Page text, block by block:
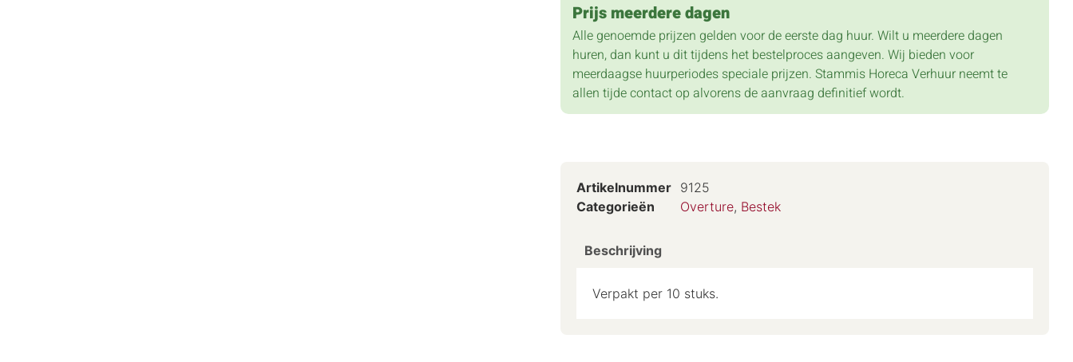
Prijs meerdere dagen
Alle genoemde prijzen gelden voor de eerste dag huur. Wilt u meerdere dagen
huren, dan kunt u dit tijdens het bestelproces aangeven. Wij bieden voor
meerdaagse huurperiodes speciale prijzen. Stammis Horeca Verhuur neemt te
allen tijde contact op alvorens de aanvraag definitief wordt.
Artikelnummer 9125
Categorieën
Overture, Bestek
Beschrijving
Verpakt per 10 stuks.